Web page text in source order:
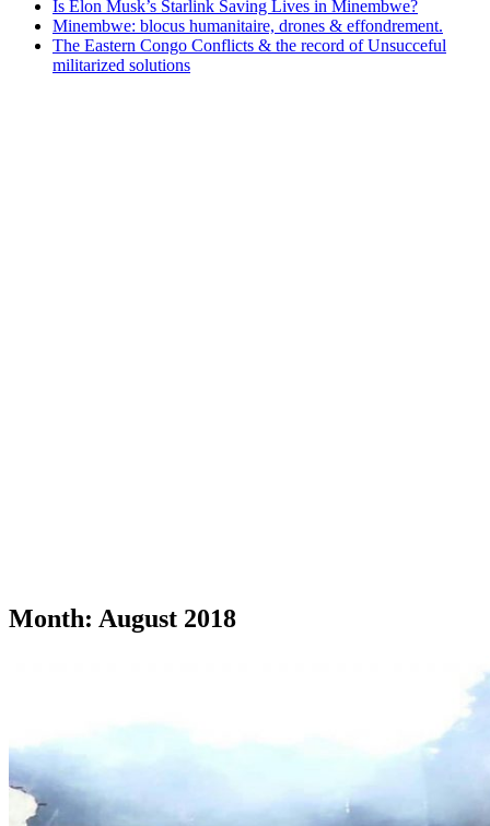
Is Elon Musk’s Starlink Saving Lives in Minembwe?
Minembwe: blocus humanitaire, drones & effondrement.
The Eastern Congo Conflicts & the record of Unsucceful
militarized solutions
Month: August 2018